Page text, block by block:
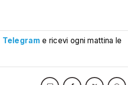
Telegram e ricevi ogni mattina le